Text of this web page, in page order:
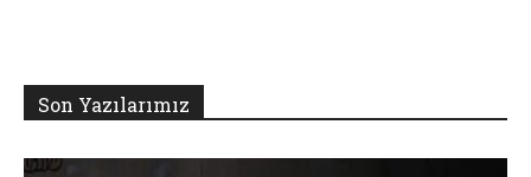
Son Yazılarımız